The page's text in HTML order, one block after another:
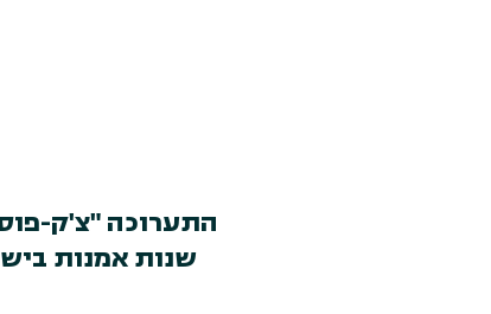
שנות אמנות